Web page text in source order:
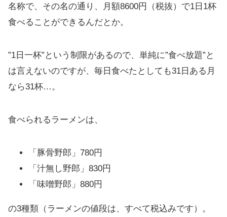
名称で、その名の通り、月額8600円（税抜）で1日1杯
食べることができるんだとか。
”1日一杯”という制限があるので、単純に”食べ放題”と
は言えないのですが、毎日食べたとしても31日ある月
なら31杯…。
食べられるラーメンは、
「豚骨野郎」780円
「汁無し野郎」830円
「味噌野郎」880円
の3種類（ラーメンの値段は、すべて税込みです）。